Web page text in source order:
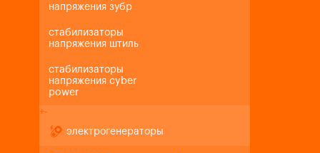
напряжения зубр
стабилизаторы
напряжения штиль
стабилизаторы
напряжения cyber
power
+-
электрогенераторы